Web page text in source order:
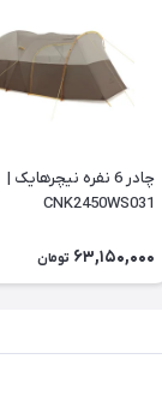
چادر 6 نفره نیچرهایک |
CNK2450WS031
63,150,000 تومان